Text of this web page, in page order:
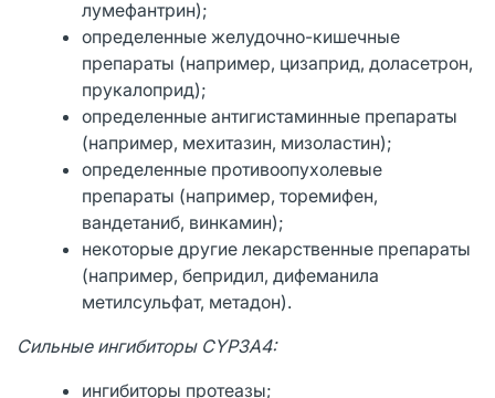
лумефантрин);
определенные желудочно-кишечные
препараты (например, цизаприд, доласетрон,
прукалоприд);
определенные антигистаминные препараты
(например, мехитазин, мизоластин);
определенные противоопухолевые
препараты (например, торемифен,
вандетаниб, винкамин);
некоторые другие лекарственные препараты
(например, бепридил, дифеманила
метилсульфат, метадон).
Сильные ингибиторы CYP3A4:
ингибиторы протеазы;